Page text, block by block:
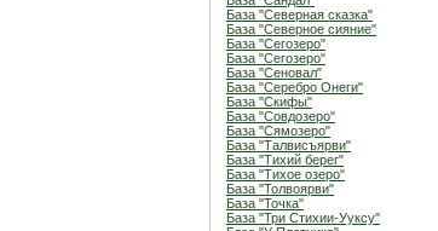
База "Северная сказка"
База "Северное сияние"
База "Сегозеро"
База "Сегозеро"
База "Сеновал"
База "Серебро Онеги"
База "Скифы"
База "Совдозеро"
База "Сямозеро"
База "Талвисъярви"
База "Тихий берег"
База "Тихое озеро"
База "Толвоярви"
База "Точка"
База "Три Стихии-Ууксу"